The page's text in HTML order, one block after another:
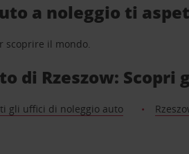
a noleggio ti
scoprire il mondo.
di Rzeszow:
gli uffici di noleggio auto